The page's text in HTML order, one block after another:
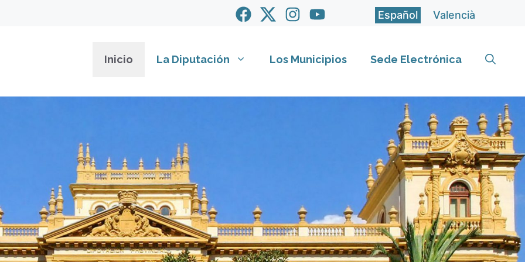
Español Valencià
Inicio La Diputación Los Municipios Sede Electrónica